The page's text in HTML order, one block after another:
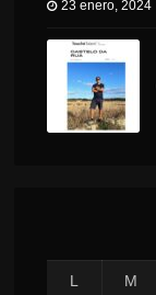
23 enero, 2024
L M